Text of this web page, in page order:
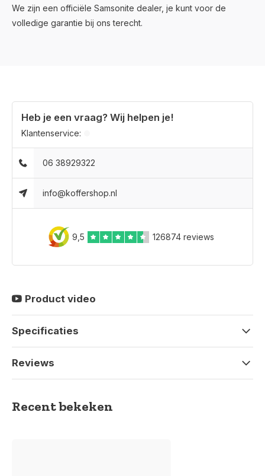
We zijn een officiële Samsonite dealer, je kunt voor de
volledige garantie bij ons terecht.
Heb je een vraag? Wij helpen je!
Klantenservice:
06 38929322
info@koffershop.nl
9,5 126874 reviews
Product video
Specificaties
Reviews
Recent bekeken